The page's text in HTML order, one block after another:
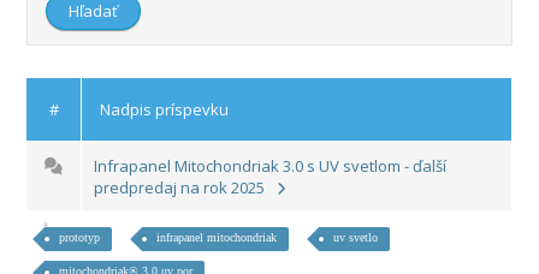
# Nadpis príspevku
Infrapanel Mitochondriak 3.0 s UV svetlom - ďalší
predpredaj na rok 2025
prototyp infrapanel mitochondriak uv svetlo